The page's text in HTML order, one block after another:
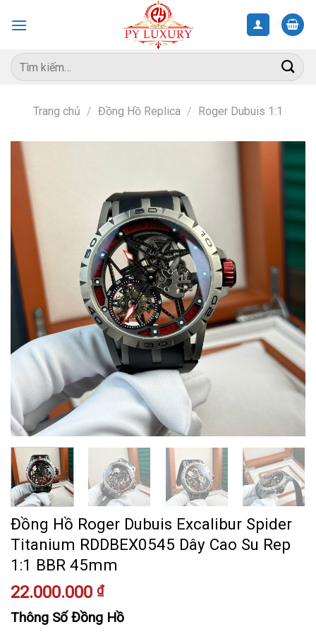
Tìm
kiếm:
Trang chủ / Đồng Hồ Replica / Roger Dubuis 1:1
Đồng Hồ Roger Dubuis Excalibur Spider
Titanium RDDBEX0545 Dây Cao Su Rep
1:1 BBR 45mm
22.000.000 ₫
Thông Số Đồng Hồ